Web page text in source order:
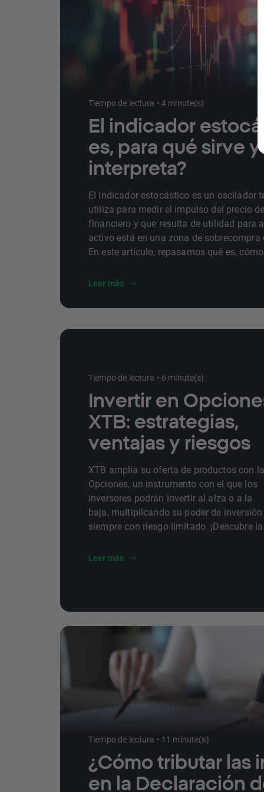
Tiempo de lectura • 4 minute(s)
El indicador
es, para qué sirve y
interpreta?
El indicador estocástico es un oscilador
utiliza para medir el impulso del precio
financiero y que resulta de utilidad para
activo está en una zona de sobrecompra
En este artículo, repasamos qué es,
Leer más
Tiempo de lectura • 6 minute(s)
Invertir en
XTB: estrategias,
ventajas y riesgos
XTB amplía su oferta de productos con
Opciones, un instrumento con el que los
inversores podrán invertir al alza o a la
baja, multiplicando su poder de inversión
siempre con riesgo limitado. ¡Descubre
y aprende a invertir en Opciones con XTB!
Leer más
Tiempo de lectura • 11 minute(s)
¿Cómo tributar las
en la Declaración